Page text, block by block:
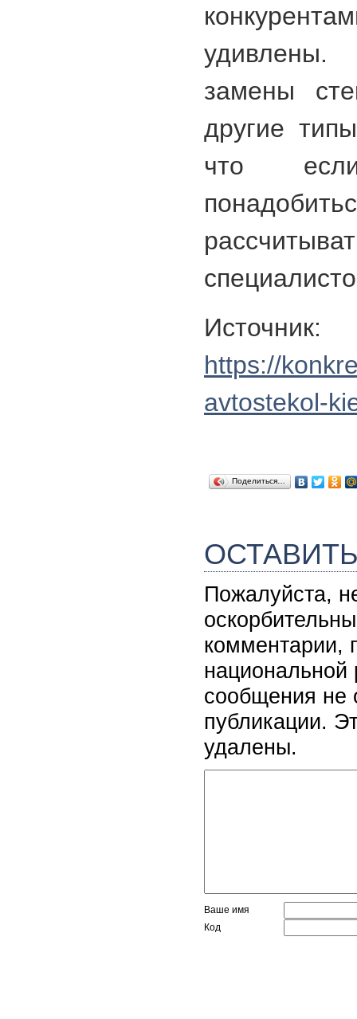
замены
другие
что
Источник:
https://
avtostekol-
Поделиться…
Пожалуйста,
комментарии,
национальной
сообщения не
публикации.
удалены.
Ваше имя
Код